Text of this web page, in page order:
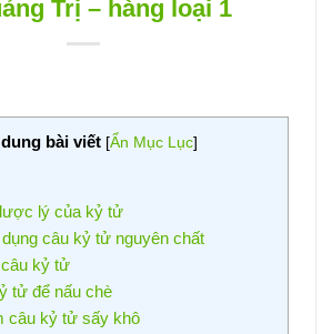
Trị – hàng loại 1
bài viết [Ẩn Mục Lục]
lý của kỷ tử
câu kỷ tử nguyên chất
kỷ tử
tử để nấu chè
câu kỷ tử sấy khô